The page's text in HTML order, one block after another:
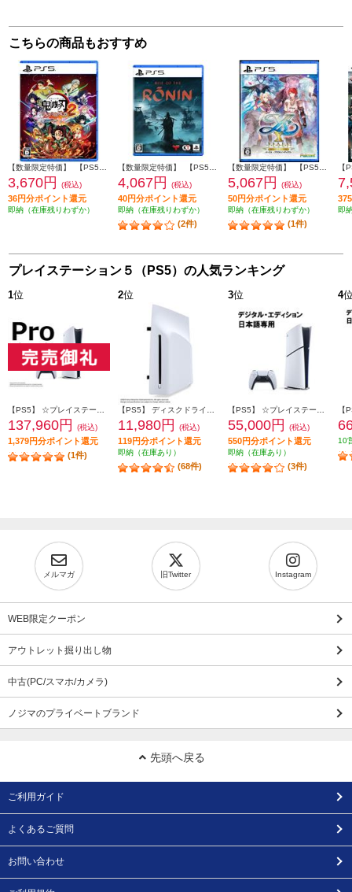
こちらの商品もおすすめ
【数量限定特価】 【PS5】 鬼滅の刃 ヒノカミ血風譚2 通常版（特典：みにきゃらイラスト マルチケース[4種セット]付き）
3,670円 (税込)
36円分ポイント還元
即納（在庫残りわずか）
【数量限定特価】 【PS5】 Rise of the Ronin(ライズ・オブ・ローニン) 通常版
4,067円 (税込)
40円分ポイント還元
即納（在庫残りわずか）
(2件)
【数量限定特価】 【PS5】 イースX -Proud NORDICS-
5,067円 (税込)
50円分ポイント還元
即納（在庫残りわずか）
(1件)
即
プレイステーション５（PS5）の人気ランキング
1位
【PS5】 ☆プレイステーション5 Pro本体（N）
137,960円 (税込)
1,379円分ポイント還元
(1件)
2位
【PS5】 ディスクドライブ(Slimモデル用)
11,980円 (税込)
119円分ポイント還元
即納（在庫あり）
(68件)
3位
【PS5】 ☆プレイステーション5本体 デジタル・エディション 日本語専用 Console Language: Japanese only
55,000円 (税込)
550円分ポイント還元
即納（在庫あり）
(3件)
4
10
メルマガ 旧Twitter Instagram
WEB限定クーポン
アウトレット掘り出し物
中古(PC/スマホ/カメラ)
ノジマのプライベートブランド
先頭へ戻る
ご利用ガイド
よくあるご質問
お問い合わせ